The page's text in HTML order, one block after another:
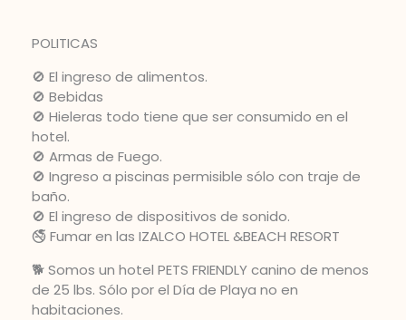
POLITICAS
🚫 El ingreso de alimentos.
🚫 Bebidas
🚫 Hieleras todo tiene que ser consumido en el
hotel.
🚫 Armas de Fuego.
🚫 Ingreso a piscinas permisible sólo con traje de
baño.
🚫 El ingreso de dispositivos de sonido.
🚭 Fumar en las IZALCO HOTEL &BEACH RESORT
🐕 Somos un hotel PETS FRIENDLY canino de menos
de 25 lbs. Sólo por el Día de Playa no en
habitaciones.